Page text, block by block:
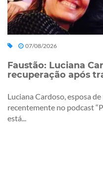
07/08/2026
Faustão: Luciana
recuperação após
Luciana Cardoso, esposa
recentemente no podcast
está...